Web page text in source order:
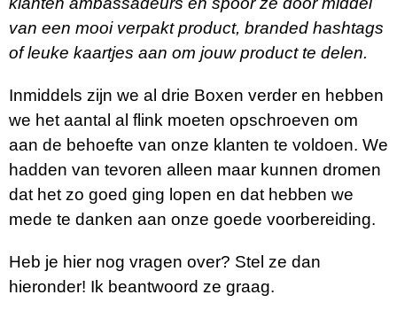
van een mooi verpakt product, branded hashtags
of leuke kaartjes aan om jouw product te delen.
Inmiddels zijn we al drie Boxen verder en hebben
we het aantal al flink moeten opschroeven om
aan de behoefte van onze klanten te voldoen. We
hadden van tevoren alleen maar kunnen dromen
dat het zo goed ging lopen en dat hebben we
mede te danken aan onze goede voorbereiding.
Heb je hier nog vragen over? Stel ze dan
hieronder! Ik beantwoord ze graag.